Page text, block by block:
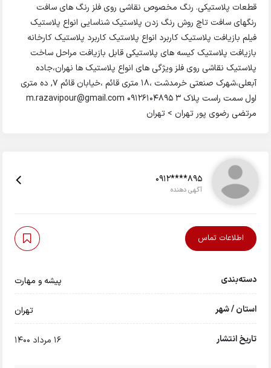
قطعات پلاستیکی. رنگ مخصوص نقاشی روی فلز رنگ های سافت
رنگهای سافت تاچ روش رنگ زدن پلاستیک شناسایی انواع پلاستیک
فیلم بازیافت پلاستیک کاربرد انواع پلاستیک کاربرد پلاستیک کارخانه
بازیافت پلاستیک کیسه های پلاستیکی قابل بازیافت مراحل ساخت
پلاستیک نقاشی روی فلز ویژگی های انواع پلاستیک ها نهران،جاده
آبعلی،شهرک صنعتی خرمدشت ،18 متری قائم ،خیابان قائم 7, ده متری
اول سمت راست پلاک 3 09126104895 m.razavipour@gmail.com
مرتضی رضوی پور تهران > تهران
0912****895
آگهی دهنده
اطلاعات تماس
دسته‌بندی پیشه و مهارت
استان / شهر تهران
تاریخ انتشار 16 مرداد 1400